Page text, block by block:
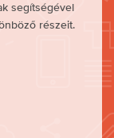
segítségével
részeit.